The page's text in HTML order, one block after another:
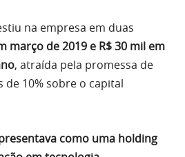
na empresa em duas
março de 2019 e R$ 30 mil em
, atraída pela promessa de
10% sobre o capital
como uma holding